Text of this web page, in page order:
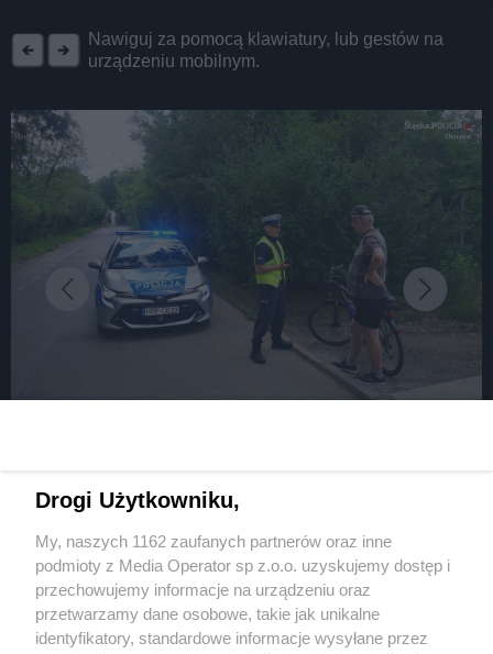
Nawiguj za pomocą klawiatury, lub gestów na
urządzeniu mobilnym.
W Chorzowie podczas akcji „Jednoślad” wpadli
6 / 6
Wydawca mediów lokalnych
Drogi Użytkowniku,
My, naszych 1162 zaufanych partnerów oraz inne
podmioty z Media Operator sp z.o.o. uzyskujemy dostęp i
przechowujemy informacje na urządzeniu oraz
przetwarzamy dane osobowe, takie jak unikalne
identyfikatory, standardowe informacje wysyłane przez